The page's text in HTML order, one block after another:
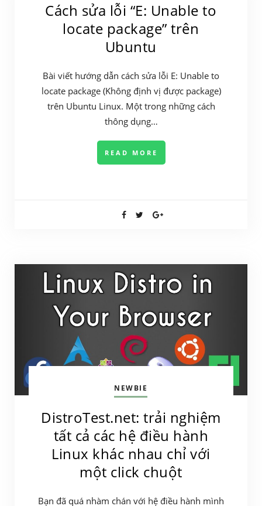
Cách sửa lỗi “E: Unable to
locate package” trên
Ubuntu
Bài viết hướng dẫn cách sửa lỗi E: Unable to
locate package (Không định vị được package)
trên Ubuntu Linux. Một trong những cách
thông dụng…
READ MORE
NEWBIE
DistroTest.net: trải nghiệm
tất cả các hệ điều hành
Linux khác nhau chỉ với
một click chuột
Bạn đã quá nhàm chán với hệ điều hành mình